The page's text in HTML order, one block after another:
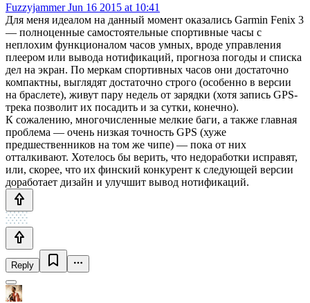
FuzzyjammerJun 16 2015 at 10:41
Для меня идеалом на данный момент оказались Garmin Fenix 3
— полноценные самостоятельные спортивные часы с
неплохим функционалом часов умных, вроде управления
плеером или вывода нотификаций, прогноза погоды и списка
дел на экран. По меркам спортивных часов они достаточно
компактны, выглядят достаточно строго (особенно в версии
на браслете), живут пару недель от зарядки (хотя запись GPS-
трека позволит их посадить и за сутки, конечно).
К сожалению, многочисленные мелкие баги, а также главная
проблема — очень низкая точность GPS (хуже
предшественников на том же чипе) — пока от них
отталкивают. Хотелось бы верить, что недоработки исправят,
или, скорее, что их финский конкурент к следующей версии
доработает дизайн и улучшит вывод нотификаций.
Reply